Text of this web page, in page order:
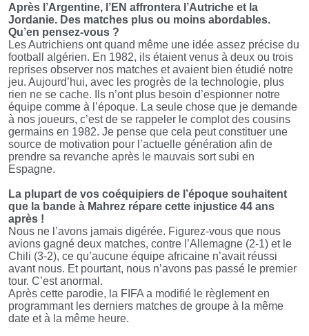
Après l’Argentine, l’EN affrontera l’Autriche et la
Jordanie. Des matches plus ou moins abordables.
Qu’en pensez-vous ?
Les Autrichiens ont quand même une idée assez précise du
football algérien. En 1982, ils étaient venus à deux ou trois
reprises observer nos matches et avaient bien étudié notre
jeu. Aujourd’hui, avec les progrès de la technologie, plus
rien ne se cache. Ils n’ont plus besoin d’espionner notre
équipe comme à l’époque. La seule chose que je demande
à nos joueurs, c’est de se rappeler le complot des cousins
germains en 1982. Je pense que cela peut constituer une
source de motivation pour l’actuelle génération afin de
prendre sa revanche après le mauvais sort subi en
Espagne.
La plupart de vos coéquipiers de l’époque souhaitent
que la bande à Mahrez répare cette injustice 44 ans
après !
Nous ne l’avons jamais digérée. Figurez-vous que nous
avions gagné deux matches, contre l’Allemagne (2-1) et le
Chili (3-2), ce qu’aucune équipe africaine n’avait réussi
avant nous. Et pourtant, nous n’avons pas passé le premier
tour. C’est anormal.
Après cette parodie, la FIFA a modifié le règlement en
programmant les derniers matches de groupe à la même
date et à la même heure.